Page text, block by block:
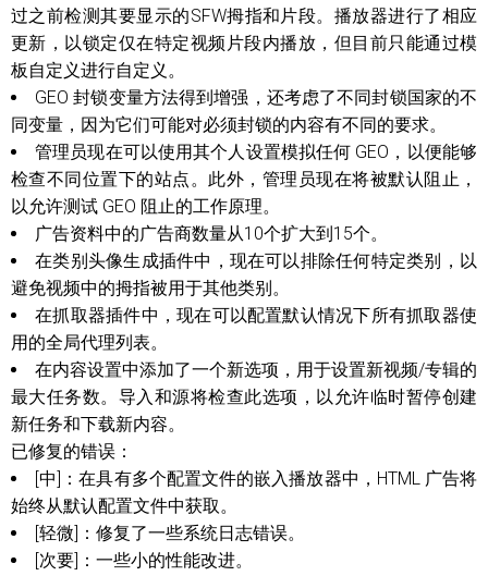
过之前检测其要显示的SFW拇指和片段。播放器进行了相应
更新，以锁定仅在特定视频片段内播放，但目前只能通过模
板自定义进行自定义。
GEO 封锁变量方法得到增强，还考虑了不同封锁国家的不
同变量，因为它们可能对必须封锁的内容有不同的要求。
管理员现在可以使用其个人设置模拟任何 GEO，以便能够
检查不同位置下的站点。此外，管理员现在将被默认阻止，
以允许测试 GEO 阻止的工作原理。
广告资料中的广告商数量从10个扩大到15个。
在类别头像生成插件中，现在可以排除任何特定类别，以
避免视频中的拇指被用于其他类别。
在抓取器插件中，现在可以配置默认情况下所有抓取器使
用的全局代理列表。
在内容设置中添加了一个新选项，用于设置新视频/专辑的
最大任务数。导入和源将检查此选项，以允许临时暂停创建
新任务和下载新内容。
已修复的错误：
[中]：在具有多个配置文件的嵌入播放器中，HTML 广告将
始终从默认配置文件中获取。
[轻微]：修复了一些系统日志错误。
[次要]：一些小的性能改进。